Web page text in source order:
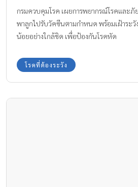
กรมควบคุมโรค เผยการพยากรณ์โรคและ
พาลูกไปรับวัคซีนตามกำหนด พร้อมเฝ้าระวั
น้อยอย่างใกล้ชิด เพื่อป้องกันโรคหัด
โรคที่ต้องระวัง